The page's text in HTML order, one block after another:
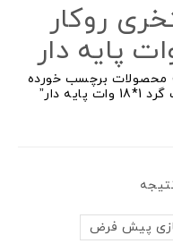
روکار
محصولات برچسب خورده
دار”
پیش فرض